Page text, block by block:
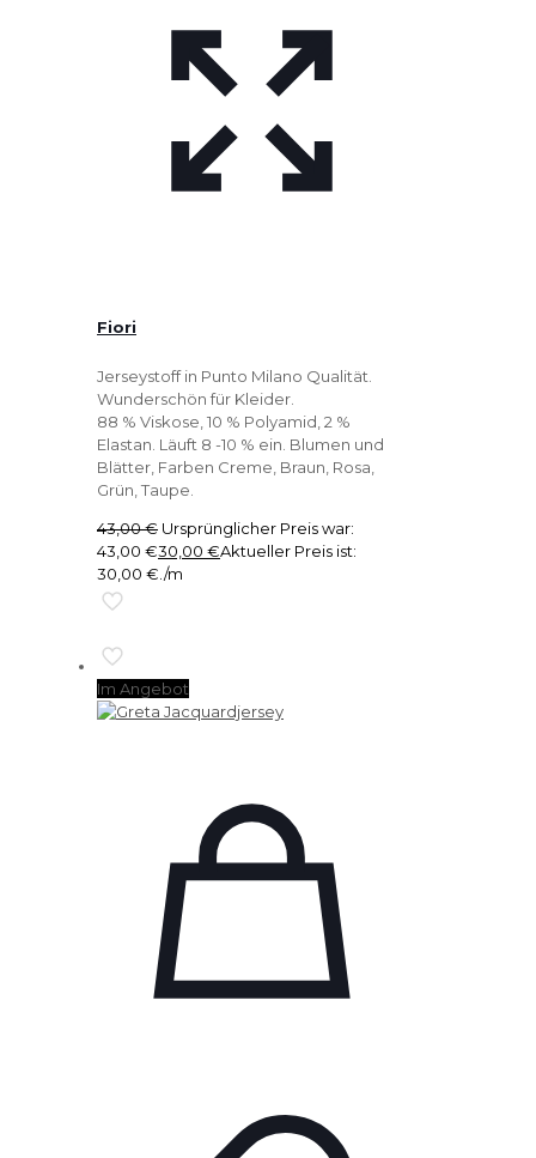
Fiori
Jerseystoff in Punto Milano Qualität.
Wunderschön für Kleider.
88 % Viskose, 10 % Polyamid, 2 %
Elastan. Läuft 8 -10 % ein. Blumen und
Blätter, Farben Creme, Braun, Rosa,
Grün, Taupe.
43,00€ Ursprünglicher Preis war:
43,00 €30,00 €Aktueller Preis ist:
30,00 €. /m
Im Angebot